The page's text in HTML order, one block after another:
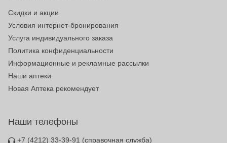
Скидки и акции
Условия интернет-бронирования
Услуга индивидуального заказа
Политика конфиденциальности
Информационные и рекламные рассылки
Наши аптеки
Новая Аптека рекомендует
Наши телефоны
+7 (4212) 33-39-91 (справочная служба)